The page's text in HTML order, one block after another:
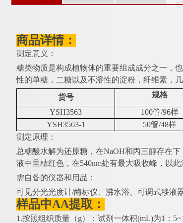
商品详情：
测定意义：
糖类物质是构成植物体的重要组成成分之一，
性的单糖，二糖以及不溶性的淀粉，纤维素，几
货号 规格
YSH3563 100管/96样
YSH3563-1
50管/48样
测定原理：
总糖酸水解为还原糖，在NaOH和丙三醇存在
液中呈桔红色，在540nm处有最大吸收峰，以此
需自备的仪器和用品：
可见分光光度计/酶标仪、沸水浴、可调式移液
样品中AA提取：
1.按照组织质量（g）：试剂一体积(mL)为1：